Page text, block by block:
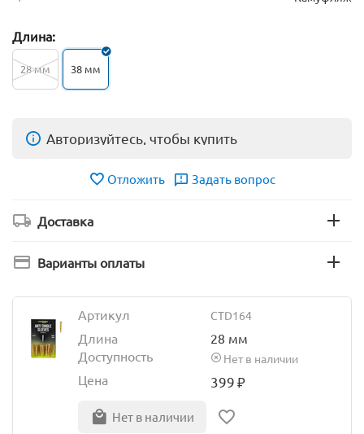
Длина:
28 мм 38 мм
Авторизуйтесь, чтобы купить
Отложить Задать вопрос
Доставка
Варианты оплаты
Артикул CTD164
Длина
28 мм
Доступность
Нет в наличии
Цена 399₽
Нет в наличии